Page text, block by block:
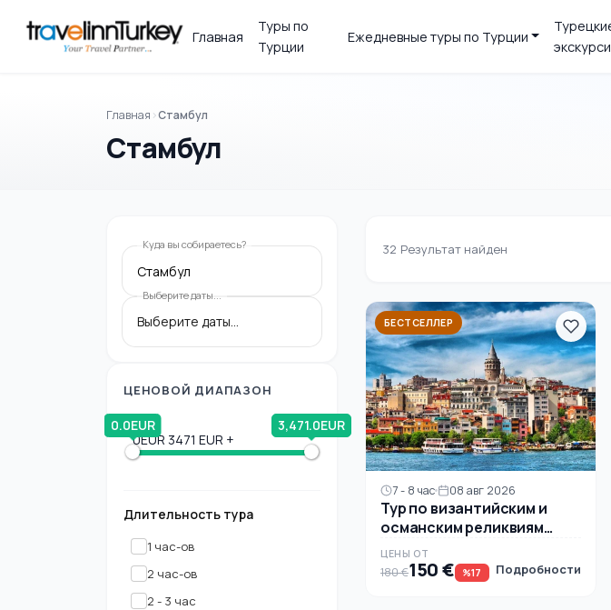
Главная
Туры по
Турции
Ежедневные туры по Турции
Главная Стамбул
Стамбул
Куда вы собираетесь?
Стамбул
Выберите даты...
ЦЕНОВОЙ ДИАПАЗОН
0EUR 3471 EUR +
0.0EUR 3,471.0EUR
Длительность тура
1 час-ов
2 час-ов
2 - 3 час
32 Результат найден
БЕСТСЕЛЛЕР
7 - 8 час 08 авг 2026
Тур по византийским и
османским реликвиям
Стамбула
ЦЕНЫ ОТ
180 €150 € %17 Подробности